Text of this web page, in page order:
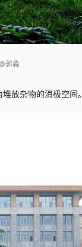
郭淼
放杂物的消极空间。